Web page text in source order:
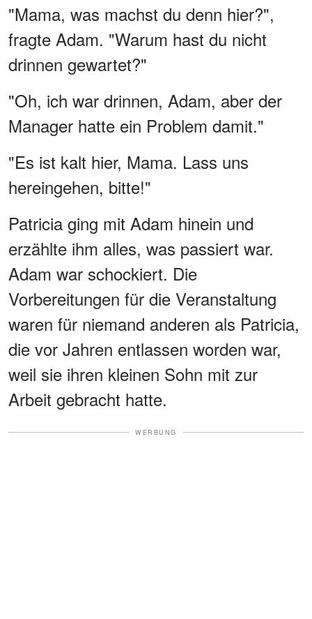
"Mama, was machst du denn hier?",
fragte Adam. "Warum hast du nicht
drinnen gewartet?"
"Oh, ich war drinnen, Adam, aber der
Manager hatte ein Problem damit."
"Es ist kalt hier, Mama. Lass uns
hereingehen, bitte!"
Patricia ging mit Adam hinein und
erzählte ihm alles, was passiert war.
Adam war schockiert. Die
Vorbereitungen für die Veranstaltung
waren für niemand anderen als Patricia,
die vor Jahren entlassen worden war,
weil sie ihren kleinen Sohn mit zur
Arbeit gebracht hatte.
WERBUNG